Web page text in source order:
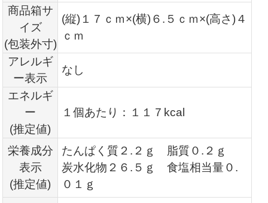
商品箱サ
イズ
(包装外寸)
(縦)１７ｃｍ×(横)６. ５ｃｍ×(高さ)４
ｃｍ
アレルギ
ー表示
なし
エネルギ
ー
(推定値)
１個あたり：１１７kcal
栄養成分
表示
(推定値)
たんぱく質２.２ｇ 脂質０.２ｇ
炭水化物２６.５ｇ 食塩相当量０.
０１ｇ